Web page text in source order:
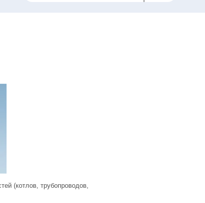
(котлов, трубопроводов,